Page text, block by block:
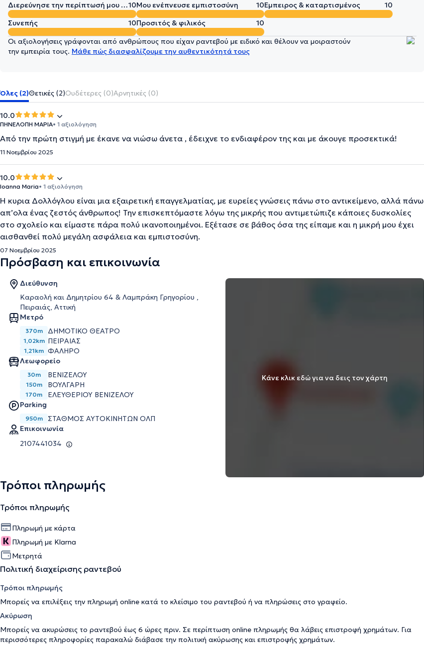
Διερεύνησε την περίπτωσή μου σε βάθος10Μου ενέπνευσε εμπιστοσύνη 10Έμπειρος & καταρτισμένος
10
Συνεπής
10Προσιτός & φιλικός 10
Οι αξιολογήσεις γράφονται από ανθρώπους που είχαν ραντεβού με ειδικό και θέλουν να μοιραστούν
την εμπειρία τους. Μάθε πώς διασφαλίζουμε την αυθεντικότητά τους
Όλες (2)Θετικές (2)Ουδέτερες (0)Αρνητικές (0)
10.0
ΠΗΝΕΛΟΠΗ ΜΑΡΙΑ• 1 αξιολόγηση
Από την πρώτη στιγμή με έκανε να νιώσω άνετα , έδειχνε το ενδιαφέρον της και με άκουγε προσεκτικά!
11 Νοεμβρίου 2025
10.0
Ioanna Maria• 1 αξιολόγηση
Η κυρια Δολλόγλου είναι μια εξαιρετική επαγγελματίας, με ευρείες γνώσεις πάνω στο αντικείμενο, αλλά πάνω
απ’ολα ένας ζεστός άνθρωπος! Την επισκεπτόμαστε λόγω της μικρής που αντιμετώπιζε κάποιες δυσκολίες
στο σχολείο και είμαστε πάρα πολύ ικανοποιημένοι. Εξέτασε σε βάθος όσα της είπαμε και η μικρή μου έχει
αισθανθεί πολύ μεγάλη ασφάλεια και εμπιστοσύνη.
07 Νοεμβρίου 2025
Πρόσβαση και επικοινωνία
Διεύθυνση
Καραολή και Δημητρίου 64 & Λαμπράκη Γρηγορίου ,
Πειραιάς, Αττική
Μετρό
370m ΔΗΜΟΤΙΚΌ ΘΈΑΤΡΟ
1,02km ΠΕΙΡΑΙΆΣ
1,21km ΦΆΛΗΡΟ
Λεωφορείο
30m ΒΕΝΙΖΕΛΟΥ
150m ΒΟΥΛΓΑΡΗ
170m
ΕΛΕΥΘΕΡΙΟΥ ΒΕΝΙΖΕΛΟΥ
Parking
950m
ΣΤΑΘΜΌΣ ΑΥΤΟΚΙΝΉΤΩΝ ΟΛΠ
Επικοινωνία
2107441034
Κάνε κλικ εδώ για να δεις τον χάρτη
Τρόποι πληρωμής
Τρόποι πληρωμής
Πληρωμή με κάρτα
Πληρωμή με Klarna
Μετρητά
Πολιτική διαχείρισης ραντεβού
Τρόποι πληρωμής
Μπορείς να επιλέξεις την πληρωμή online κατά το κλείσιμο του ραντεβού ή να πληρώσεις στο γραφείο.
Ακύρωση
Μπορείς να ακυρώσεις το ραντεβού έως 6 ώρες πριν. Σε περίπτωση online πληρωμής θα λάβεις επιστροφή χρημάτων. Για
περισσότερες πληροφορίες παρακαλώ διάβασε την πολιτική ακύρωσης και επιστροφής χρημάτων.